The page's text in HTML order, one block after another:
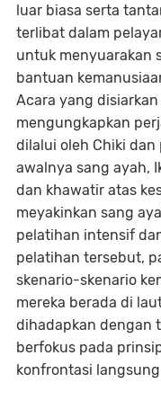
luar biasa serta
terlibat dalam
untuk menyuarakan
bantuan
Acara yang
mengungkapkan
dilalui oleh Chiki dan
awalnya sang ayah,
dan khawatir atas
meyakinkan sang
pelatihan intensif
pelatihan tersebut,
skenario-skenario
mereka berada di
dihadapkan dengan
berfokus pada
konfrontasi